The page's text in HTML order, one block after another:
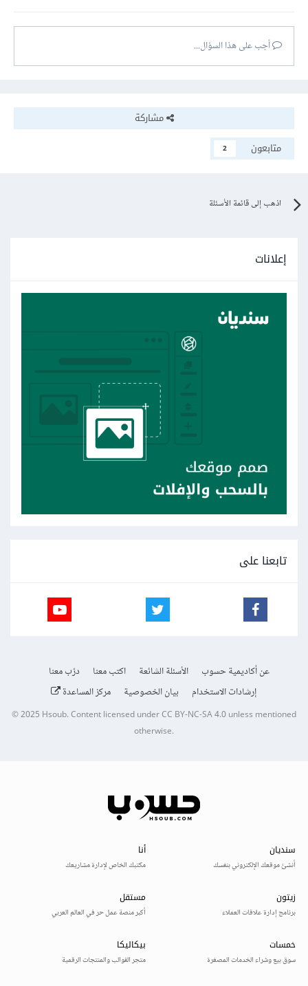
أجب على هذا السؤال...
مشاركة
متابعون
2
اذهب إلى قائمة الأسئلة
إعلانات
تابعنا على
عن أكاديمية حسوب الأسئلة الشائعة اكتب معنا
درّب معنا
إرشادات الاستخدام
بيان الخصوصية مركز المساعدة
© 2025Hsoub.Content licensed underCC BY-NC-SA 4.0unless mentioned
otherwise.